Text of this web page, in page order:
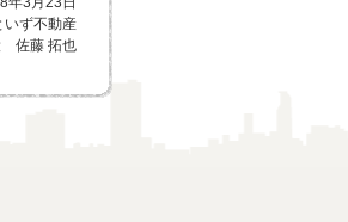
いず不動産
佐藤 拓也